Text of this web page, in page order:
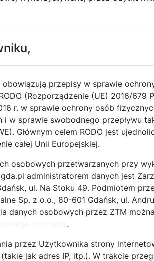
jest rokrocznie od 2010 r. Jego
i wykorzystania doświadczeń miast,
życia mieszkańców, min.
aktywnych form mobilności.
światowej klasy autorytety:
mobilności, którzy przedstawią
jestdo wszystkich
do przyszłościowo myślących
firm.
Aktywnej dofinansowano
w ramachprogramu
udział biorą miasta Rostok i
celem jest podnoszenie znaczenia
polityków, planistów
ruch rowerowy z
się. Aby to osiągnąć, projekt
udział w planowaniu infrastruktury
i edukacyjne.
obowiązują przepisy w sprawie
(Rozporządzenie (UE) 2016/679
r. w sprawie ochrony osób
i w sprawie swobodnego przepływu
Głównym celem RODO jest
całej Unii Europejskiej.
osobowych przetwarzanych przy
administratorem danych jest
ul. Na Stoku 49. Podmiotem
Sp. z o.o., 80-601 Gdańsk, ul.
danych osobowych przez ZTM
.
przez Użytkownika strony
jak adres IP, itp.). W trakcie